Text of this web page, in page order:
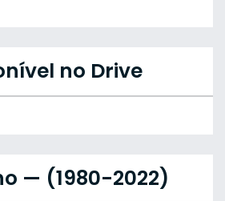
no Drive
— (1980-2022)